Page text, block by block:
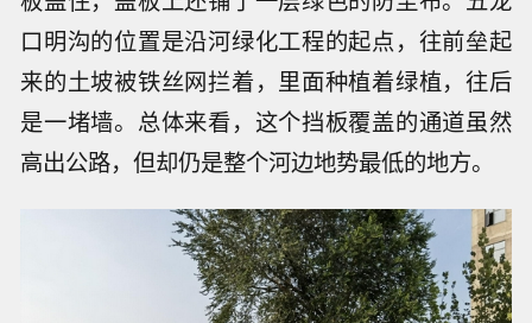
口明沟的位置是沿河绿化工程的起点，往前垒起
来的土坡被铁丝网拦着，里面种植着绿植，往后
是一堵墙。总体来看，这个挡板覆盖的通道虽然
高出公路，但却仍是整个河边地势最低的地方。